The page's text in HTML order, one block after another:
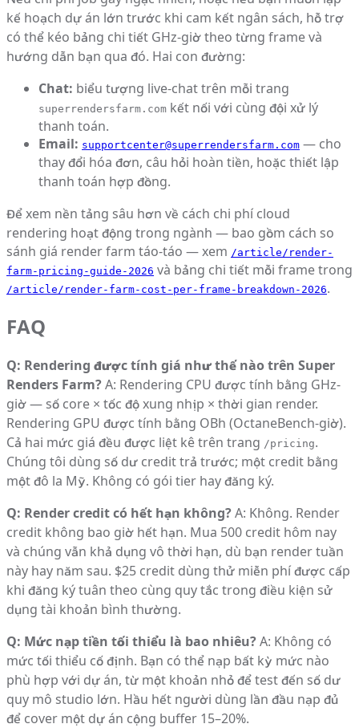
kế hoạch dự án lớn trước khi cam kết ngân sách, hỗ trợ
có thể kéo bảng chi tiết GHz-giờ theo từng frame và
hướng dẫn bạn qua đó. Hai con đường:
Chat: biểu tượng live-chat trên mỗi trang
superrendersfarm.com kết nối với cùng đội xử lý
thanh toán.
Email: supportcenter@superrendersfarm.com — cho
thay đổi hóa đơn, câu hỏi hoàn tiền, hoặc thiết lập
thanh toán hợp đồng.
Để xem nền tảng sâu hơn về cách chi phí cloud
rendering hoạt động trong ngành — bao gồm cách so
sánh giá render farm táo-táo — xem /article/render-
farm-pricing-guide-2026 và bảng chi tiết mỗi frame trong
/article/render-farm-cost-per-frame-breakdown-2026.
FAQ
Q: Rendering được tính giá như thế nào trên Super
Renders Farm?A: Rendering CPU được tính bằng GHz-
giờ — số core × tốc độ xung nhịp × thời gian render.
Rendering GPU được tính bằng OBh (OctaneBench-giờ).
Cả hai mức giá đều được liệt kê trên trang /pricing.
Chúng tôi dùng số dư credit trả trước; một credit bằng
một đô la Mỹ. Không có gói tier hay đăng ký.
Q: Render credit có hết hạn không?A: Không. Render
credit không bao giờ hết hạn. Mua 500 credit hôm nay
và chúng vẫn khả dụng vô thời hạn, dù bạn render tuần
này hay năm sau. $25 credit dùng thử miễn phí được cấp
khi đăng ký tuân theo cùng quy tắc trong điều kiện sử
dụng tài khoản bình thường.
Q: Mức nạp tiền tối thiểu là bao nhiêu?A: Không có
mức tối thiểu cố định. Bạn có thể nạp bất kỳ mức nào
phù hợp với dự án, từ một khoản nhỏ để test đến số dư
quy mô studio lớn. Hầu hết người dùng lần đầu nạp đủ
để cover một dự án cộng buffer 15–20%.